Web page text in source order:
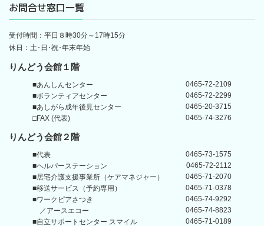
お問合せ窓口一覧
受付時間：平日８時30分～17時15分
休日：土･日･祝･年末年始
りんどう会館１階
■あんしんセンター
0465-72-2109
■ボランティアセンター
0465-72-2299
■あしがら成年後見センター
0465-20-3715
□FAX (代表)
0465-74-3276
りんどう会館 ２階
■代表
0465-73-1575
■ヘルパーステーション
0465-72-2112
■居宅介護支援事業所 （ケアマネジャー）
0465-71-2070
■移送サービス（予約専用）
0465-71-0378
■ワークピアさつき
0465-74-9292
／アースエコー
0465-74-8823
■自立サポートセンター スマイル 0465-71-0189